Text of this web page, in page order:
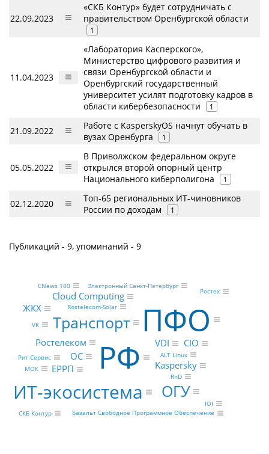
22.09.2023
«СКБ Контур» будет сотрудничать с
правительством Оренбургской области
1
11.04.2023
«Лаборатория Касперского»,
Министерство цифрового развития и
связи Оренбургской области и
Оренбургский государственный
университет усилят подготовку кадров в
области кибербезопасности
1
21.09.2022
Работе с KasperskyOS начнут обучать в
вузах Оренбурга
1
05.05.2022
В Приволжском федеральном округе
открылся второй опорный центр
Национального киберполигона
1
02.12.2020
Топ-65 региональных ИТ-чиновников
России по доходам
1
Публикаций - 9, упоминаний - 9
РФ
ПФО
ИТ-экосистема
Транспорт
ОГУ
Ростелеком
Kaspersky
VDI
ОС
Cloud Computing
ЕРРП
CIO
ЖКХ
Рит Сервис
Rostelecom-Solar
СКБ Контур Базальт Свободное Программное Обеспечение
VK
Ростех
ALT Linux
Электронный Санкт-Петербург
RnD
CNews 100
МОК
IOI